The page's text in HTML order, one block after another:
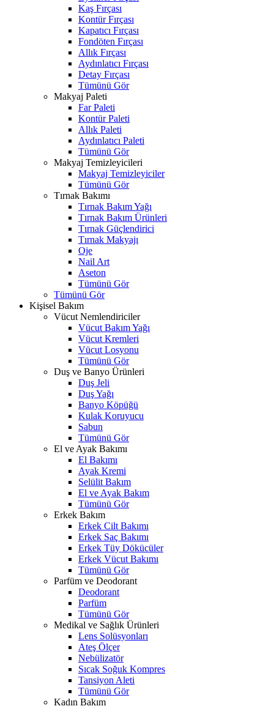
Kaş Fırçası
Kontür Fırçası
Kapatıcı Fırçası
Fondöten Fırçası
Allık Fırçası
Aydınlatıcı Fırçası
Detay Fırçası
Tümünü Gör
Makyaj Paleti
Far Paleti
Kontür Paleti
Allık Paleti
Aydınlatıcı Paleti
Tümünü Gör
Makyaj Temizleyicileri
Makyaj Temizleyiciler
Tümünü Gör
Tırnak Bakımı
Tırnak Bakım Yağı
Tırnak Bakım Ürünleri
Tırnak Güçlendirici
Tırnak Makyajı
Oje
Nail Art
Aseton
Tümünü Gör
Tümünü Gör
Kişisel Bakım
Vücut Nemlendiriciler
Vücut Bakım Yağı
Vücut Kremleri
Vücut Losyonu
Tümünü Gör
Duş ve Banyo Ürünleri
Duş Jeli
Duş Yağı
Banyo Köpüğü
Kulak Koruyucu
Sabun
Tümünü Gör
El ve Ayak Bakımı
El Bakımı
Ayak Kremi
Selülit Bakım
El ve Ayak Bakım
Tümünü Gör
Erkek Bakım
Erkek Cilt Bakımı
Erkek Saç Bakımı
Erkek Tüy Dökücüler
Erkek Vücut Bakımı
Tümünü Gör
Parfüm ve Deodorant
Deodorant
Parfüm
Tümünü Gör
Medikal ve Sağlık Ürünleri
Lens Solüsyonları
Ateş Ölçer
Nebülizatör
Sıcak Soğuk Kompres
Tansiyon Aleti
Tümünü Gör
Kadın Bakım